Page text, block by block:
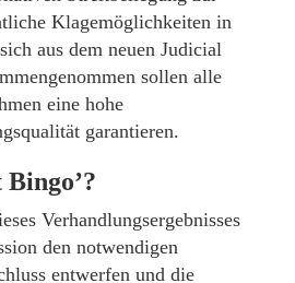
Klagemöglichkeiten in
aus dem neuen Judicial
sollen alle
eine hohe
garantieren.
Verhandlungsergebnisses
den notwendigen
entwerfen und die